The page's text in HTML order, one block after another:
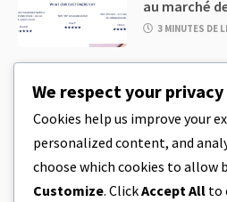
au marché
3 MINUTES DE
CBD
Pâte à
comestibles
simples à
5 MINUTES DE
We respect your privacy
Cookies help us improve your
personalized content, and
choose which cookies to allow
Customize. ClickAccept All to